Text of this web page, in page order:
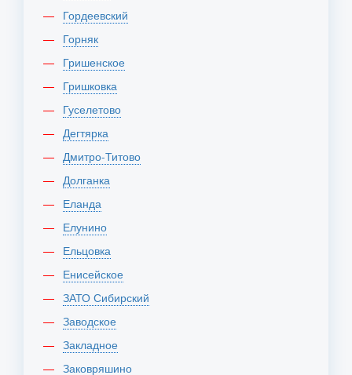
Гордеевский
Горняк
Гришенское
Гришковка
Гуселетово
Дегтярка
Дмитро-Титово
Долганка
Еланда
Елунино
Ельцовка
Енисейское
ЗАТО Сибирский
Заводское
Закладное
Заковряшино